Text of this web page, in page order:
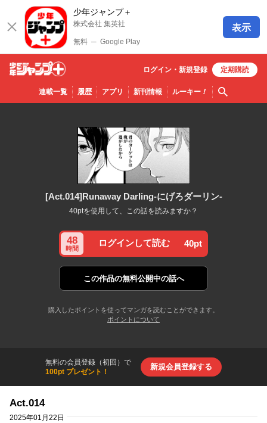
少年ジャンプ＋
株式会社 集英社
無料 ─ Google Play
表示
少年ジ
ャンプ
連載一覧 履歴 アプリ 新刊情報 ルーキー！ 検索
ログイン・ 新規登録 定期購読
[Act.014]Runaway Darling-にげろダーリン-
40ptを使用して、この話を読みますか？
48
時間
ログインして読む 40pt
この作品の無料公開中の話へ
購入したポイントを使ってマンガを読むことができます。
ポイントについて
無料の会員登録（初回）で
100pt プレゼント！
新規会員登録する
Act.014
2025年01月22日